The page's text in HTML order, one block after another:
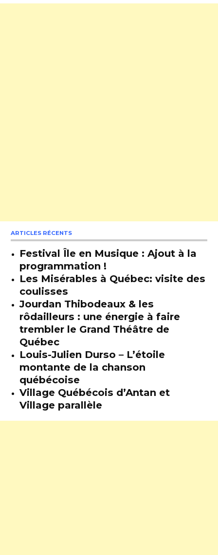
ARTICLES RÉCENTS
Festival Île en Musique : Ajout à la
programmation !
Les Misérables à Québec: visite des
coulisses
Jourdan Thibodeaux & les
rôdailleurs : une énergie à faire
trembler le Grand Théâtre de
Québec
Louis-Julien Durso – L’étoile
montante de la chanson
québécoise
Village Québécois d’Antan et
Village parallèle